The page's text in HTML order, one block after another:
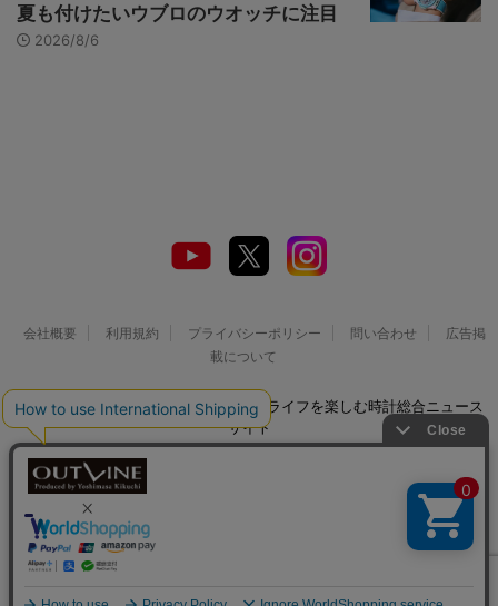
夏も付けたいウブロのウオッチに注目
2026/8/6
会社概要 利用規約 プライバシーポリシー 問い合わせ
広告掲
載について
© 2026 Watch LIFE NEWS｜ウオッチライフを楽しむ時計総合ニュース
サイト